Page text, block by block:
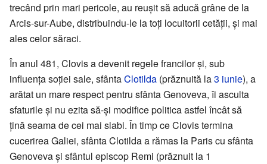
trecând prin mari pericole, au reușit să aducă grâne de la
Arcis-sur-Aube, distribuindu-le la toți locuitorii cetății, și mai
ales celor săraci.
În anul 481, Clovis a devenit regele francilor și, sub
influența soției sale, sfântaClotilda (prăznuită la3 iunie), a
arătat un mare respect pentru sfânta Genoveva, îi asculta
sfaturile și nu ezita să-și modifice politica astfel încât să
țină seama de cei mai slabi. În timp ce Clovis termina
cucerirea Galiei, sfânta Clotilda a rămas la Paris cu sfânta
Genoveva și sfântul episcop Remi (prăznuit la 1